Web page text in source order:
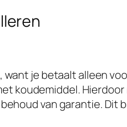
je betaalt alleen
koudemiddel.
van garantie. Dit